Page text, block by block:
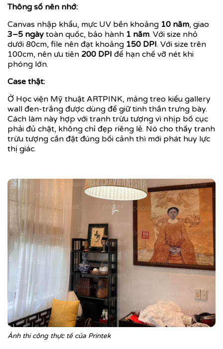
Thông số nên nhớ:
Canvas nhập khẩu, mực UV bền khoảng 10 năm, giao
3–5 ngày toàn quốc, bảo hành 1 năm. Với size nhỏ
dưới 80cm, file nên đạt khoảng 150 DPI. Với size trên
100cm, nên ưu tiên 200 DPI để hạn chế vỡ nét khi
phóng lớn.
Case thật:
Ở Học viện Mỹ thuật ARTPINK, mảng treo kiểu gallery
wall đen-trắng được dùng để giữ tinh thần trưng bày.
Cách làm này hợp với tranh trừu tượng vì nhịp bố cục
phải đủ chặt, không chỉ đẹp riêng lẻ. Nó cho thấy tranh
trừu tượng cần đặt đúng bối cảnh thì mới phát huy lực
thị giác.
Ảnh thi công thực tế của Printek